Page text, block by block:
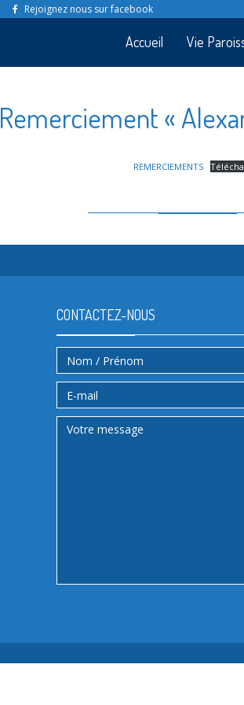
Rejoignez nous sur facebook
Accueil Vie
Remerciement «
REMERCIEMENTS
CONTACTEZ-NOUS